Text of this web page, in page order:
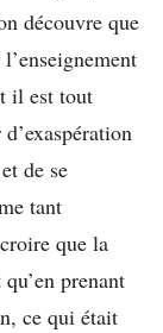
découvre que
il est tout
de se
tant
que la
prenant
ce qui était